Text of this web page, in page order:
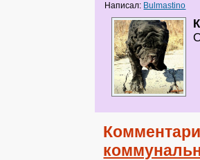
Написал: Bulmastino